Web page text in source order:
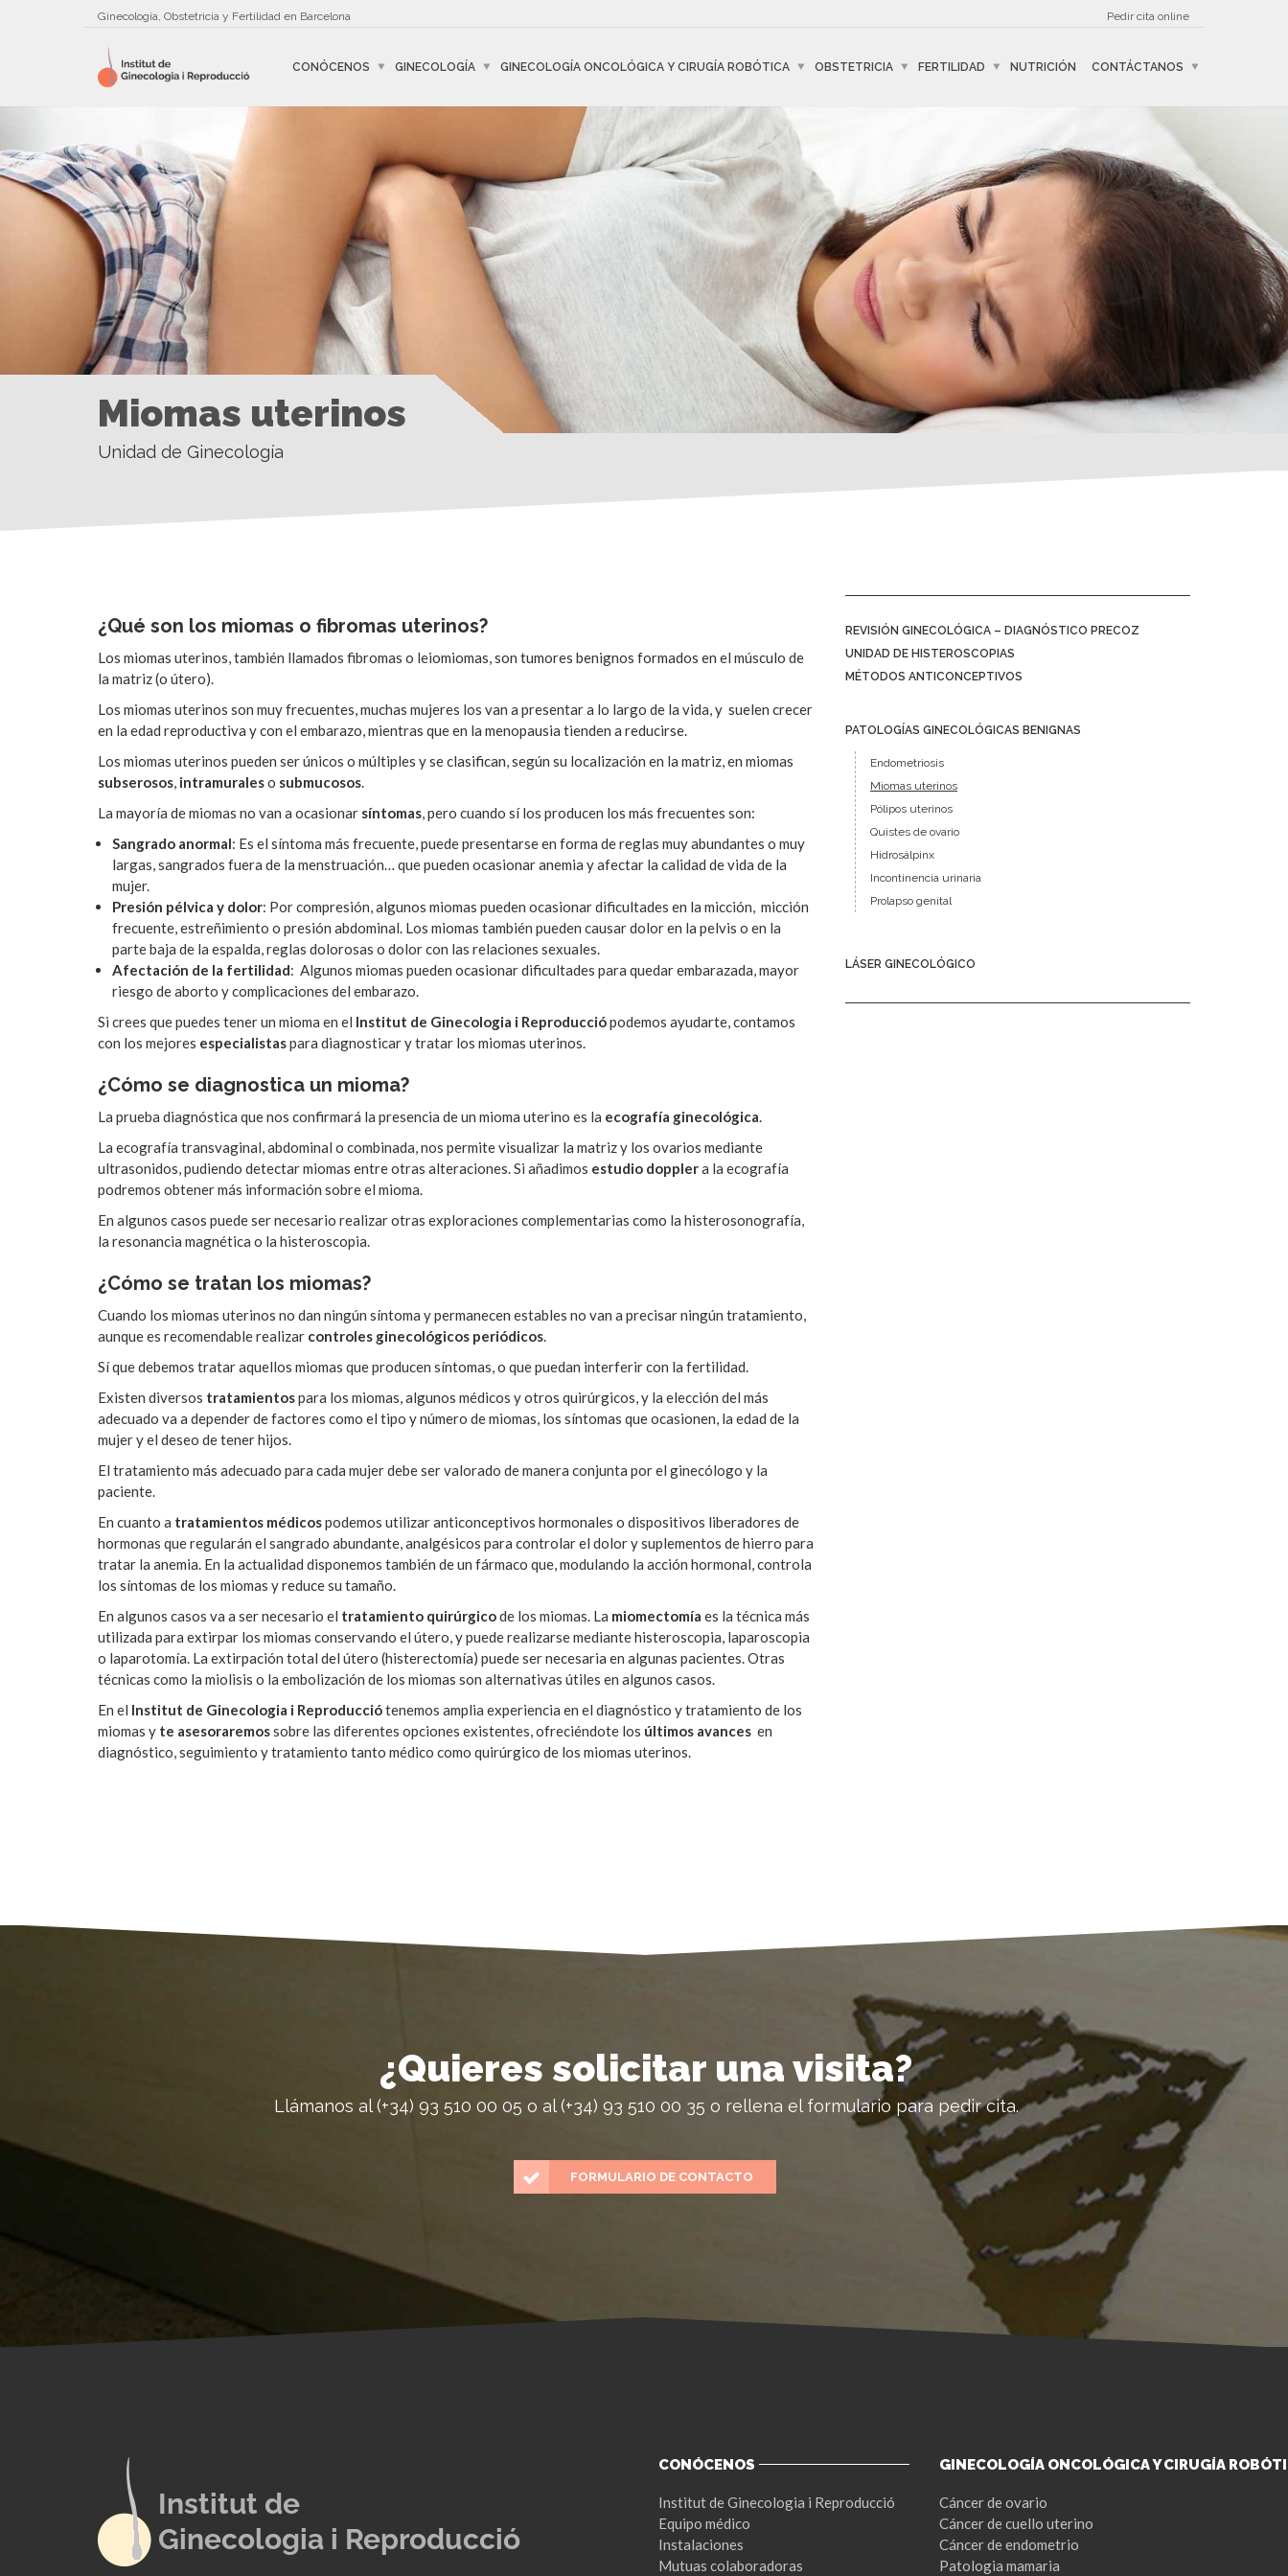
Ginecología, Obstetricia y Fertilidad en Barcelona Pedir cita online
CONÓCENOS GINECOLOGÍA GINECOLOGÍA ONCOLÓGICA Y CIRUGÍA ROBÓTICA OBSTETRICIA FERTILIDAD NUTRICIÓN CONTÁCTANOS
Miomas uterinos
Unidad de Ginecología
¿Qué son los miomas o fibromas uterinos?
Los miomas uterinos, también llamados fibromas o leiomiomas, son tumores benignos formados en el músculo de
la matriz (o útero).
Los miomas uterinos son muy frecuentes, muchas mujeres los van a presentar a lo largo de la vida, y suelen crecer
en la edad reproductiva y con el embarazo, mientras que en la menopausia tienden a reducirse.
Los miomas uterinos pueden ser únicos o múltiples y se clasifican, según su localización en la matriz, en miomas
subserosos, intramuraleso submucosos.
La mayoría de miomas no van a ocasionar síntomas, pero cuando sí los producen los más frecuentes son:
Sangrado anormal: Es el síntoma más frecuente, puede presentarse en forma de reglas muy abundantes o muy
largas, sangrados fuera de la menstruación… que pueden ocasionar anemia y afectar la calidad de vida de la
mujer.
Presión pélvica y dolor: Por compresión, algunos miomas pueden ocasionar dificultades en la micción, micción
frecuente, estreñimiento o presión abdominal. Los miomas también pueden causar dolor en la pelvis o en la
parte baja de la espalda, reglas dolorosas o dolor con las relaciones sexuales.
Afectación de la fertilidad: Algunos miomas pueden ocasionar dificultades para quedar embarazada, mayor
riesgo de aborto y complicaciones del embarazo.
Si crees que puedes tener un mioma en el Institut de Ginecologia i Reproducciópodemos ayudarte, contamos
con los mejores especialistaspara diagnosticar y tratar los miomas uterinos.
¿Cómo se diagnostica un mioma?
La prueba diagnóstica que nos confirmará la presencia de un mioma uterino es la ecografía ginecológica.
La ecografía transvaginal, abdominal o combinada, nos permite visualizar la matriz y los ovarios mediante
ultrasonidos, pudiendo detectar miomas entre otras alteraciones. Si añadimos estudio dopplera la ecografía
podremos obtener más información sobre el mioma.
En algunos casos puede ser necesario realizar otras exploraciones complementarias como la histerosonografía,
la resonancia magnética o la histeroscopia.
¿Cómo se tratan los miomas?
Cuando los miomas uterinos no dan ningún síntoma y permanecen estables no van a precisar ningún tratamiento,
aunque es recomendable realizar controles ginecológicos periódicos.
Sí que debemos tratar aquellos miomas que producen síntomas, o que puedan interferir con la fertilidad.
Existen diversos tratamientospara los miomas, algunos médicos y otros quirúrgicos, y la elección del más
adecuado va a depender de factores como el tipo y número de miomas, los síntomas que ocasionen, la edad de la
mujer y el deseo de tener hijos.
El tratamiento más adecuado para cada mujer debe ser valorado de manera conjunta por el ginecólogo y la
paciente.
En cuanto a tratamientos médicospodemos utilizar anticonceptivos hormonales o dispositivos liberadores de
hormonas que regularán el sangrado abundante, analgésicos para controlar el dolor y suplementos de hierro para
tratar la anemia. En la actualidad disponemos también de un fármaco que, modulando la acción hormonal, controla
los síntomas de los miomas y reduce su tamaño.
En algunos casos va a ser necesario el tratamiento quirúrgicode los miomas. La miomectomía es la técnica más
utilizada para extirpar los miomas conservando el útero, y puede realizarse mediante histeroscopia, laparoscopia
o laparotomía. La extirpación total del útero (histerectomía) puede ser necesaria en algunas pacientes. Otras
técnicas como la miolisis o la embolización de los miomas son alternativas útiles en algunos casos.
En el Institut de Ginecologia i Reproducciótenemos amplia experiencia en el diagnóstico y tratamiento de los
miomas y te asesoraremossobre las diferentes opciones existentes, ofreciéndote los últimos avances en
diagnóstico, seguimiento y tratamiento tanto médico como quirúrgico de los miomas uterinos.
REVISIÓN GINECOLÓGICA – DIAGNÓSTICO PRECOZ
UNIDAD DE HISTEROSCOPIAS
MÉTODOS ANTICONCEPTIVOS
PATOLOGÍAS GINECOLÓGICAS BENIGNAS
Endometriosis
Miomas uterinos
Pólipos uterinos
Quistes de ovario
Hidrosálpinx
Incontinencia urinaria
Prolapso genital
LÁSER GINECOLÓGICO
¿Quieres solicitar una visita?
Llámanos al (+34) 93 510 00 05 o al (+34) 93 510 00 35 o rellena el formulario para pedir cita.
FORMULARIO DE CONTACTO
CONÓCENOS
Institut de Ginecologia i Reproducció
Equipo médico
Instalaciones
Mutuas colaboradoras
GINECOLOGÍA ONCOLÓGICA Y CIRUGÍA
Cáncer de ovario
Cáncer de cuello uterino
Cáncer de endometrio
Patologia mamaria